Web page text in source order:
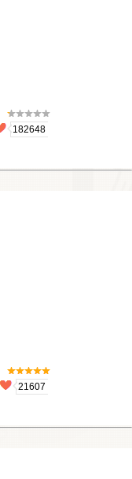
182648
21607